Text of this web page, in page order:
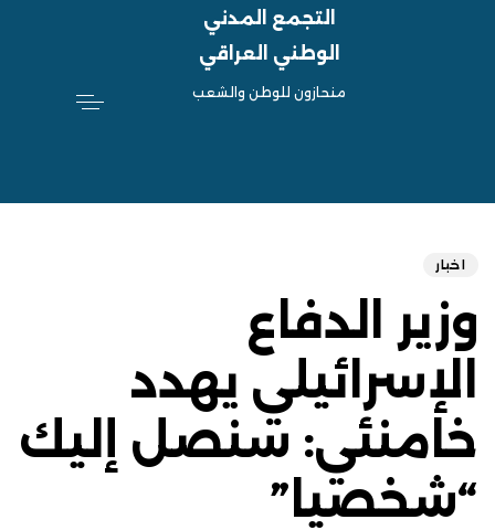
التجمع المدني
الوطني العراقي
منحازون للوطن والشعب
اخبار
وزير الدفاع
الإسرائيلي يهدد
خامنئي: سنصل إليك
“شخصيا”